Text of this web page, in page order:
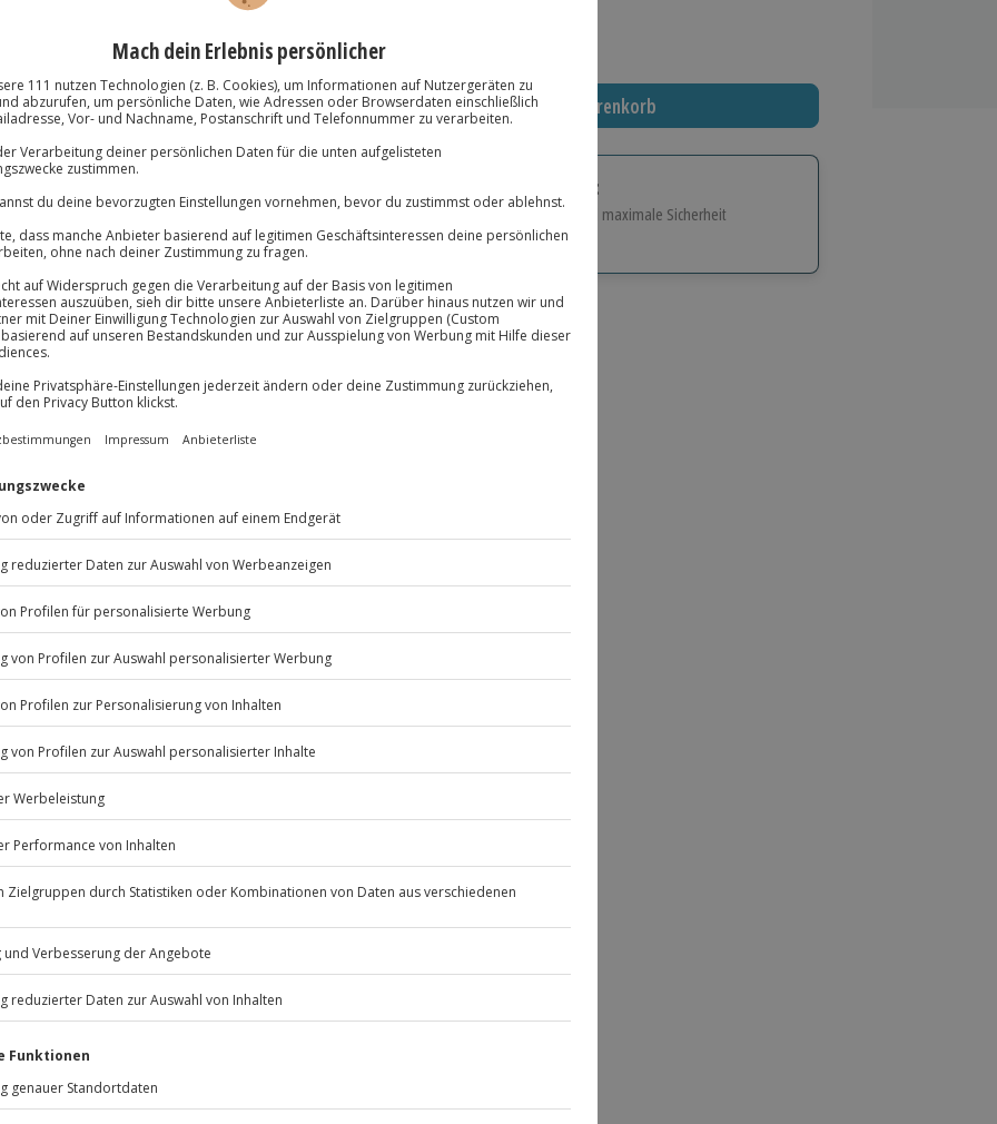
zzgl. Versand
In den Warenkorb
Immer das richtige Geschenk:
Große Auswahl, volle Flexibilität und maximale Sicherheit
Über 9.000 Erlebnisse.
Volle Flexibilität
Jeder Gutschein für alle Erlebnisse einlösbar.
10 Jahre gültig & verlängerbar.
Aussichten gefällig? Dann
Abbach! Um dich auf deinen
eine kleine Einführung. Du
vom Fleck kommst. Mit
Die halten dein Hab und
Duhüpfst ins Boot und
über die schöne Donau. Du
Momente auf dem Wasser.
erkunden!
Kurs in Bad Abbach.
Terminen verfügbar
in Begleitung eines
Pegelstand der Donau wird das
obliegt dem Veranstalter)
Listenansicht
© OpenStreetMaps
Jochen SchweizerGmbH
Mühldorfstraße 8
81671 München
außer an bundesweiten